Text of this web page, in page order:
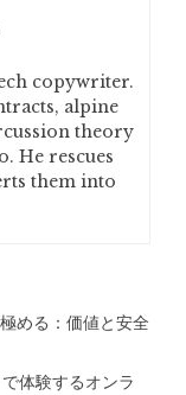
copywriter.
alpine
theory
He rescues
them into
める：価値と安全
体験するオンラ